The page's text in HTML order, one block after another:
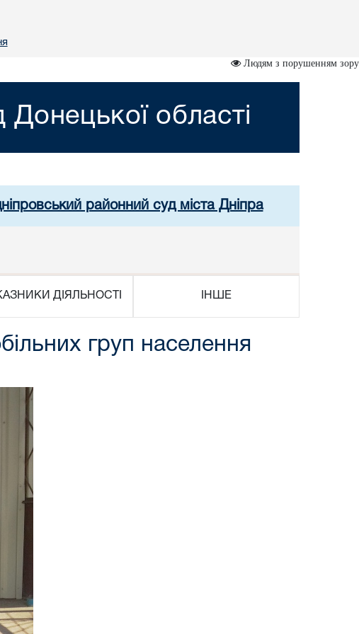
Людям з порушенням зору
області
районний суд міста Дніпра
ДІЯЛЬНОСТІ ІНШЕ
груп населення